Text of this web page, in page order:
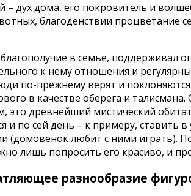
дух дома, его покровитель и
благоденствии процветание
в семье, поддерживал
к нему отношения и
по-прежнему верят и
в качестве оберега и
это древнейший мистический
по сей день – к примеру, ставить в
(домовенок любит с ними играть).
лишь попросить его красиво, и
разнообразие